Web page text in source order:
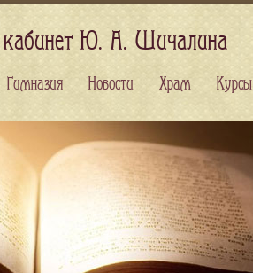
кабинет Ю. А. Шичалина
Гимназия Новости Храм Курсы